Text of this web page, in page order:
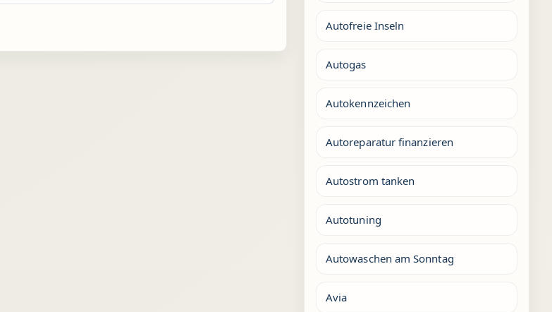
Autofreie Inseln
Autogas
Autokennzeichen
Autoreparatur finanzieren
Autostrom tanken
Autotuning
Autowaschen am Sonntag
Avia